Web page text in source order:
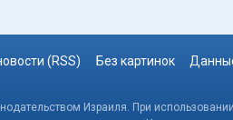
(RSS) Без картинок
Израиля. При